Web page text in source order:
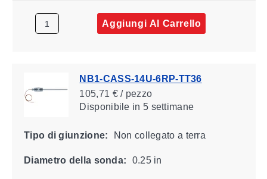
Aggiungi Al Carrello
NB1-CASS-14U-6RP-TT36
105,71 € / pezzo
Disponibile in 5 settimane
Tipo di giunzione: Non collegato a terra
Diametro della sonda: 0.25 in